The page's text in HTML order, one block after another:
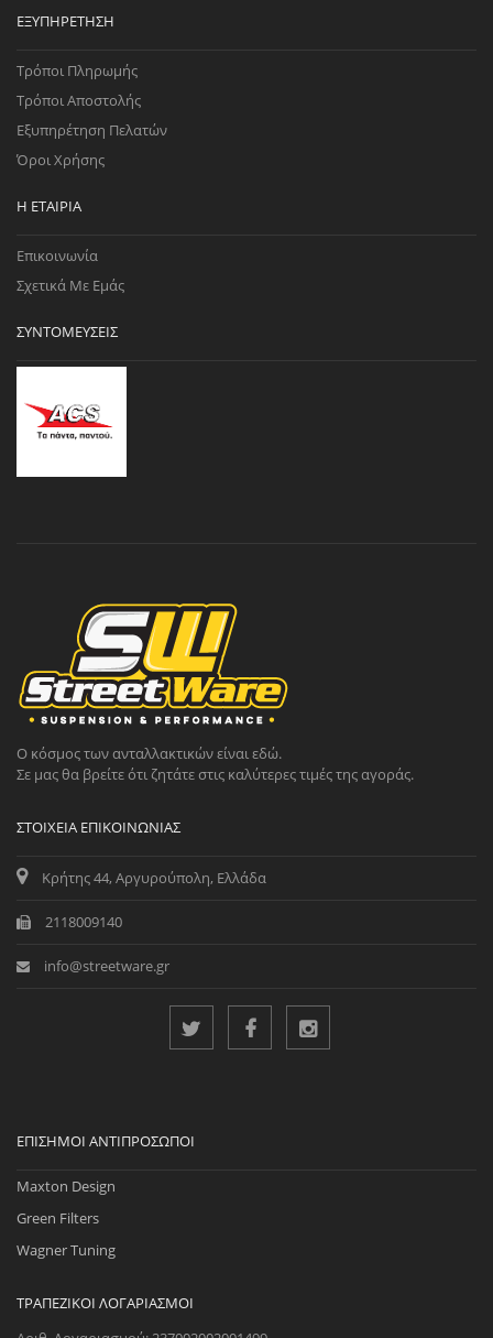
ΕΞΥΠΗΡΈΤΗΣΗ
Τρόποι Πληρωμής
Τρόποι Αποστολής
Εξυπηρέτηση Πελατών
Όροι Χρήσης
Η ΕΤΑΙΡΊΑ
Επικοινωνία
Σχετικά Με Εμάς
ΣΥΝΤΟΜΕΎΣΕΙΣ
Ο κόσμος των ανταλλακτικών είναι εδώ.
Σε μας θα βρείτε ότι ζητάτε στις καλύτερες τιμές της αγοράς.
ΣΤΟΙΧΕΊΑ ΕΠΙΚΟΙΝΩΝΊΑΣ
Κρήτης 44, Αργυρούπολη, Ελλάδα
2118009140
info@streetware.gr
ΕΠΊΣΗΜΟΙ ΑΝΤΙΠΡΌΣΩΠΟΙ
Maxton Design
Green Filters
Wagner Tuning
ΤΡΑΠΕΖΙΚΟΊ ΛΟΓΑΡΙΑΣΜΟΊ